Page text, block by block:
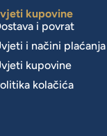
kupovine
i povrat
i načini plaćanja
kupovine
kolačića